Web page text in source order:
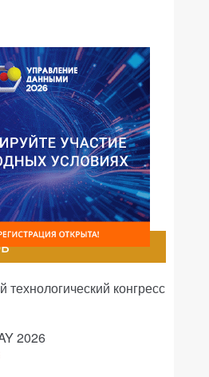
конгресс
2026